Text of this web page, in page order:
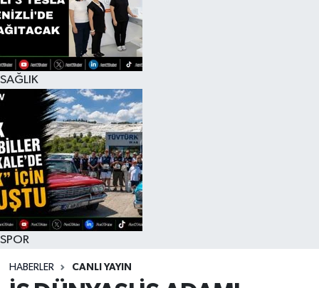
SAĞLIK
SPOR
HABERLER CANLI YAYIN